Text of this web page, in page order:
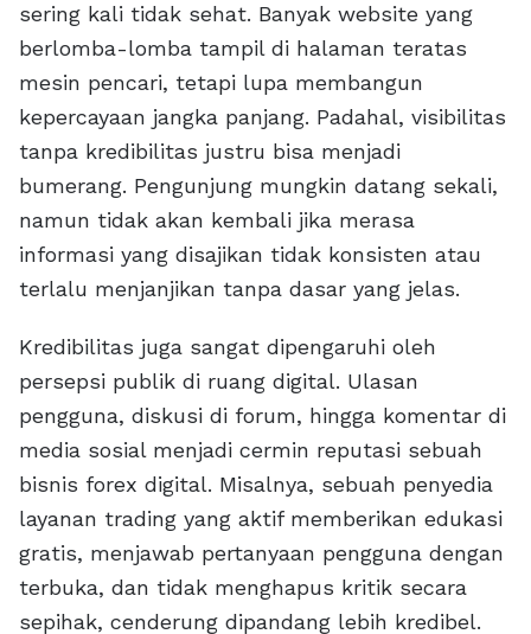
sering kali tidak sehat. Banyak website yang
berlomba-lomba tampil di halaman teratas
mesin pencari, tetapi lupa membangun
kepercayaan jangka panjang. Padahal, visibilitas
tanpa kredibilitas justru bisa menjadi
bumerang. Pengunjung mungkin datang sekali,
namun tidak akan kembali jika merasa
informasi yang disajikan tidak konsisten atau
terlalu menjanjikan tanpa dasar yang jelas.
Kredibilitas juga sangat dipengaruhi oleh
persepsi publik di ruang digital. Ulasan
pengguna, diskusi di forum, hingga komentar di
media sosial menjadi cermin reputasi sebuah
bisnis forex digital. Misalnya, sebuah penyedia
layanan trading yang aktif memberikan edukasi
gratis, menjawab pertanyaan pengguna dengan
terbuka, dan tidak menghapus kritik secara
sepihak, cenderung dipandang lebih kredibel.